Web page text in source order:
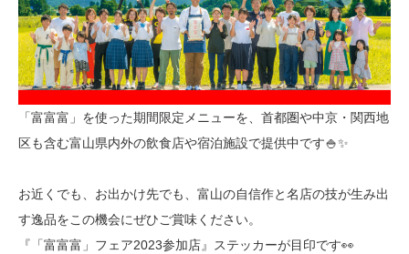
「富富富」を使った期間限定メニューを、首都圏や中京・関西地
区も含む富山県内外の飲食店や宿泊施設で提供中です🍚✨
お近くでも、お出かけ先でも、富山の自信作と名店の技が生み出
す逸品をこの機会にぜひご賞味ください。
『「富富富」フェア2023参加店』ステッカーが目印です👀